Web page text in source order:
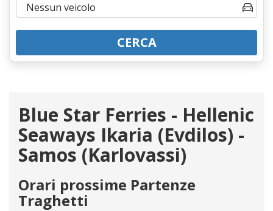
CERCA
Blue Star Ferries - Hellenic
Seaways Ikaria (Evdilos) -
Samos (Karlovassi)
Orari prossime Partenze
Traghetti